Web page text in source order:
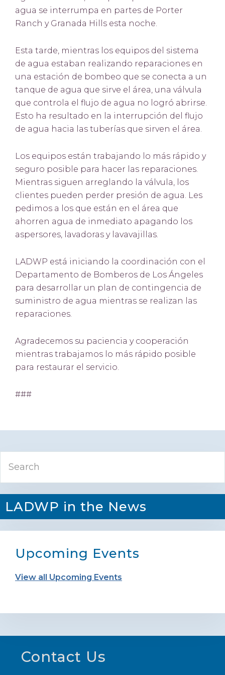
agua se interrumpa en partes de Porter
Ranch y Granada Hills esta noche.
Esta tarde, mientras los equipos del sistema
de agua estaban realizando reparaciones en
una estación de bombeo que se conecta a un
tanque de agua que sirve el área, una válvula
que controla el flujo de agua no logró abrirse.
Esto ha resultado en la interrupción del flujo
de agua hacia las tuberías que sirven el área.
Los equipos están trabajando lo más rápido y
seguro posible para hacer las reparaciones.
Mientras siguen arreglando la válvula, los
clientes pueden perder presión de agua. Les
pedimos a los que están en el área que
ahorren agua de inmediato apagando los
aspersores, lavadoras y lavavajillas.
LADWP está iniciando la coordinación con el
Departamento de Bomberos de Los Ángeles
para desarrollar un plan de contingencia de
suministro de agua mientras se realizan las
reparaciones.
Agradecemos su paciencia y cooperación
mientras trabajamos lo más rápido posible
para restaurar el servicio.
###
Primary
Sidebar
LADWP in the News
Upcoming Events
View all Upcoming Events
Footer
Contact Us